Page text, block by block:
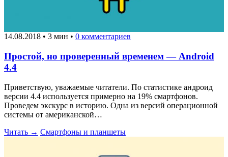
14.08.2018 • 3 мин • 0 комментариев
Простой, но проверенный временем — Android
4.4
Приветствую, уважаемые читатели. По статистике андроид
версии 4.4 используется примерно на 19% смартфонов.
Проведем экскурс в историю. Одна из версий операционной
системы от американской…
Читать → Смартфоны и планшеты